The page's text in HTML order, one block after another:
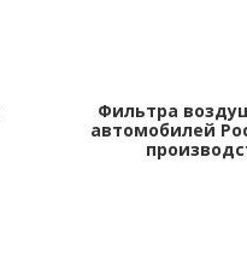
Фильтра
автомобилей